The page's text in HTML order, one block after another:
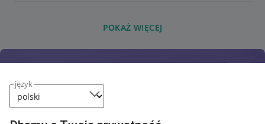
język
POKAŻ WIĘCEJ